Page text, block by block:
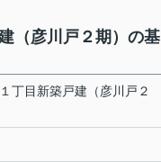
（彦川戸２期）の基
丁目新築戸建（彦川戸２